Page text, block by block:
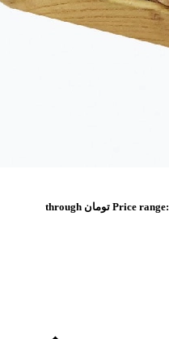
Price range: 650,000 تومان through